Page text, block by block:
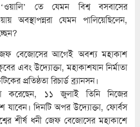
তে যেমন বিশ্ব বসবাসের
অবস্থাপন্নরা যেমন পালিয়েছিলেন,
জেফ বেজোসের আগেই অবশ্য মহাকাশ
এবং উদ্যোক্তা, মহাকাশযান নির্মাতা
প্রতিষ্ঠতা রিচার্ড ব্র্যানসন।
করেছেন, ১১ জুলাই তিনি নিজের
যাবেন। দিনটি অপর উদ্যোক্তা, ফোর্বস
শীর্ষ ধনী জেফ বেজোসের মহাকাশে